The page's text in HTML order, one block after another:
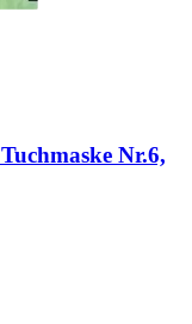
Nr.6,